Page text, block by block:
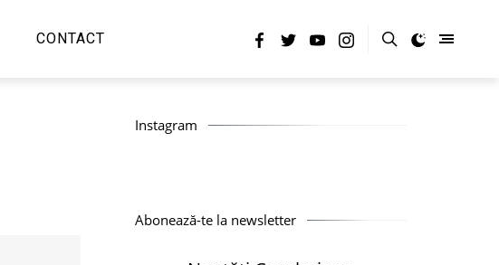
CONTACT
Instagram
Abonează-te la newsletter